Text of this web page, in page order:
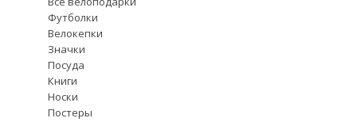
Футболки
Велокепки
Значки
Посуда
Книги
Носки
Постеры